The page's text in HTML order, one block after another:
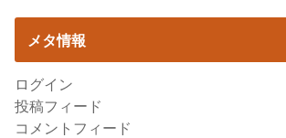
メタ情報
ログイン
投稿フィード
コメントフィード